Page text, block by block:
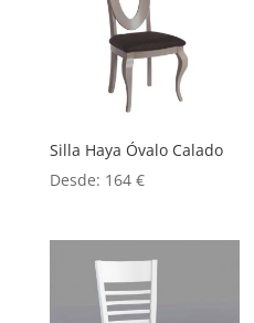
Silla Haya Óvalo Calado
Desde: 164 €